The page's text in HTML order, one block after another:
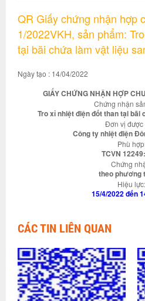
QR Giấy chứng nhận hợp
1/2022VKH, sản phẩm:
tại bãi chứa làm vật liệu
Ngày tạo : 14/04/2022
GIẤY CHỨNG NHẬN HỢP
Chứng nhận
Tro xỉ nhiệt điện đốt than tại
Đơn vị được
Công ty nhiệt điện
Phù
TCVN
Chứng
theo phương
Hiệu lực:
15/4/2022 đến
CÁC TIN LIÊN QUAN